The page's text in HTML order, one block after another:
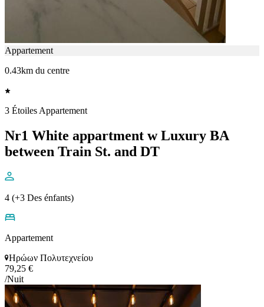
Appartement
0.43km du centre
3 Étoiles Appartement
Nr1 White appartment w Luxury BA
between Train St. and DT
4 (+3 Des énfants)
Appartement
Ηρώων Πολυτεχνείου
79,25 €
/Nuit